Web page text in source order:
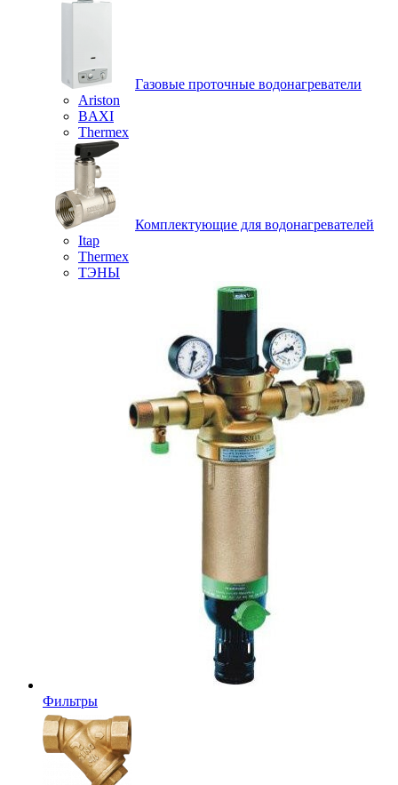
Газовые проточные водонагреватели
Ariston
BAXI
Thermex
Комплектующие для водонагревателей
Itap
Thermex
ТЭНЫ
Фильтры